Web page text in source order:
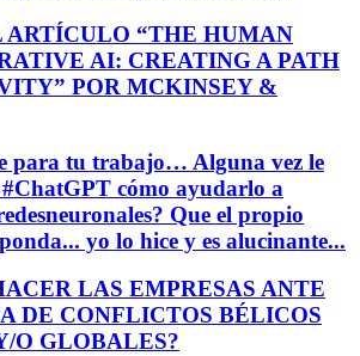
ARTÍCULO “THE HUMAN
AI: CREATING A PATH
POR MCKINSEY &
para tu trabajo… Alguna vez le
cómo ayudarlo a
Que el propio
yo lo hice y es alucinante...
LAS EMPRESAS ANTE
DE CONFLICTOS BÉLICOS
O GLOBALES?